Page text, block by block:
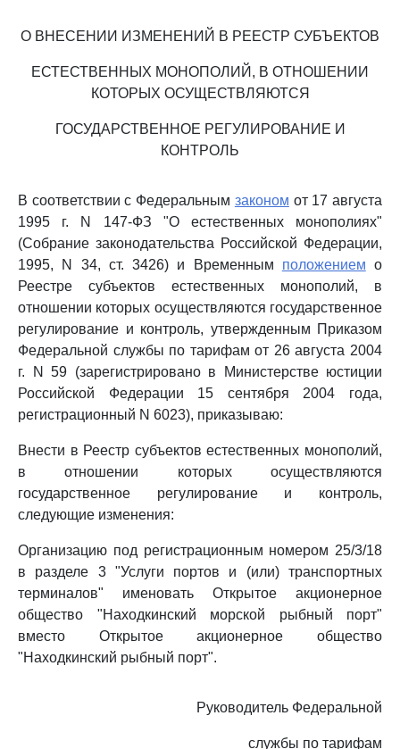
О ВНЕСЕНИИ ИЗМЕНЕНИЙ В РЕЕСТР СУБЪЕКТОВ
ЕСТЕСТВЕННЫХ МОНОПОЛИЙ, В ОТНОШЕНИИ
КОТОРЫХ ОСУЩЕСТВЛЯЮТСЯ
ГОСУДАРСТВЕННОЕ РЕГУЛИРОВАНИЕ И
КОНТРОЛЬ
В соответствии с Федеральным законом от 17 августа
1995 г. N 147-ФЗ "О естественных монополиях"
(Собрание законодательства Российской Федерации,
1995, N 34, ст. 3426) и Временным положением о
Реестре субъектов естественных монополий, в
отношении которых осуществляются государственное
регулирование и контроль, утвержденным Приказом
Федеральной службы по тарифам от 26 августа 2004
г. N 59 (зарегистрировано в Министерстве юстиции
Российской Федерации 15 сентября 2004 года,
регистрационный N 6023), приказываю:
Внести в Реестр субъектов естественных монополий,
в отношении которых осуществляются
государственное регулирование и контроль,
следующие изменения:
Организацию под регистрационным номером 25/3/18
в разделе 3 "Услуги портов и (или) транспортных
терминалов" именовать Открытое акционерное
общество "Находкинский морской рыбный порт"
вместо Открытое акционерное общество
"Находкинский рыбный порт".
Руководитель Федеральной
службы по тарифам